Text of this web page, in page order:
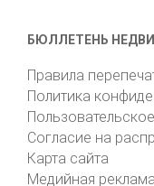
БЮЛЛЕТЕНЬ
Правила
Политика
Согласие на
Карта сайта
Медийная реклама